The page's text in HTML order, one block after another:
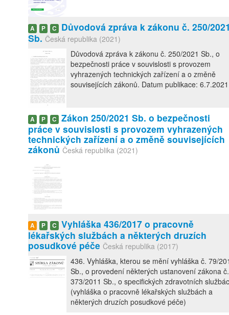
A P C
Důvodová zpráva k zákonu č. 250/
Sb. Česká republika (2021)
Důvodová zpráva k zákonu č. 250/2021 Sb., o
bezpečnosti práce v souvislosti s provozem
vyhrazených technických zařízení a o změně
souvisejících zákonů. Datum publikace: 6.7.2021
A P C Zákon 250/2021 Sb. o bezpečnosti
práce v souvislosti s provozem vyhrazených
technických zařízení a o změně souvisejících
zákonů Česká republika (2021)
A P C Vyhláška 436/2017 o pracovně
lékařských službách a některých druzích
posudkové péče Česká republika (2017)
436. Vyhláška, kterou se mění vyhláška č. 79/
Sb., o provedení některých ustanovení zákona č.
373/2011 Sb., o specifických zdravotních
(vyhláška o pracovně lékařských službách a
některých druzích posudkové péče)